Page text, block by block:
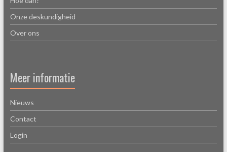
Onze deskundigheid
Over ons
Meer informatie
Nieuws
Contact
Login